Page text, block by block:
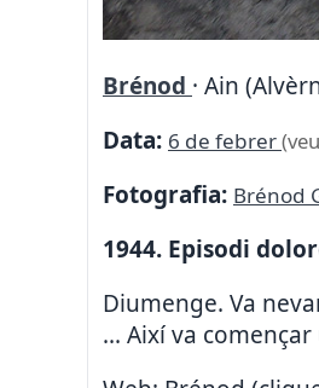
Brénod · Ain
Data: 6 de febrer
Fotografia: Brénod
1944. Episodi
Diumenge. Va
... Així va